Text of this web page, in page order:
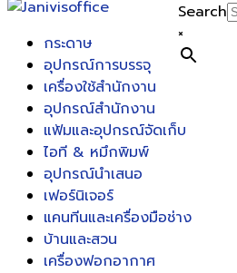
Search
×
กระดาษ
อุปกรณ์การบรรจุ
เครื่องใช้สำนักงาน
อุปกรณ์สำนักงาน
แฟ้มและอุปกรณ์จัดเก็บ
ไอที & หมึกพิมพ์
อุปกรณ์นำเสนอ
เฟอร์นิเจอร์
แคนทีนและเครื่องมือช่าง
บ้านและสวน
เครื่องฟอกอากาศ